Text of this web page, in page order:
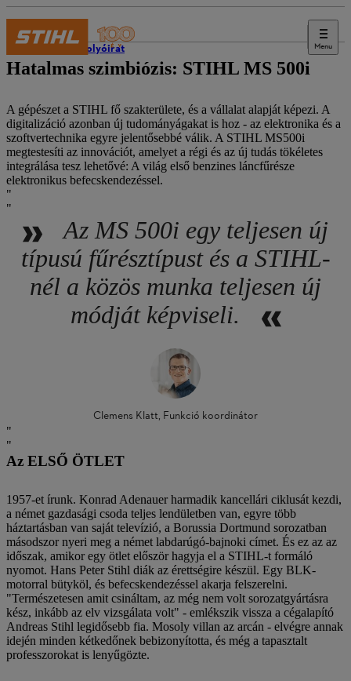
Menu
STIHL folyóirat
Hatalmas szimbiózis: STIHL MS 500i
A gépészet a STIHL fő szakterülete, és a vállalat alapját képezi. A
digitalizáció azonban új tudományágakat is hoz - az elektronika és a
szoftvertechnika egyre jelentősebbé válik. A STIHL MS500i
megtestesíti az innovációt, amelyet a régi és az új tudás tökéletes
integrálása tesz lehetővé: A világ első benzines láncfűrésze
elektronikus befecskendezéssel.
Az MS 500i egy teljesen új
típusú fűrésztípust és a STIHL-
nél a közös munka teljesen új
módját képviseli.
Clemens Klatt, Funkció koordinátor
Az ELSŐ ÖTLET
1957-et írunk. Konrad Adenauer harmadik kancellári ciklusát kezdi,
a német gazdasági csoda teljes lendületben van, egyre több
háztartásban van saját televízió, a Borussia Dortmund sorozatban
másodszor nyeri meg a német labdarúgó-bajnoki címet. És ez az az
időszak, amikor egy ötlet először hagyja el a STIHL-t formáló
nyomot. Hans Peter Stihl diák az érettségire készül. Egy BLK-
motorral bütyköl, és befecskendezéssel akarja felszerelni.
"Természetesen amit csináltam, az még nem volt sorozatgyártásra
kész, inkább az elv vizsgálata volt" - emlékszik vissza a cégalapító
Andreas Stihl legidősebb fia. Mosoly villan az arcán - elvégre annak
idején minden kétkedőnek bebizonyította, és még a tapasztalt
professzorokat is lenyűgözte.